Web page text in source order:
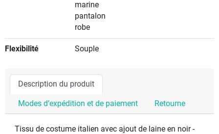
marine
pantalon
robe
Flexibilité Souple
Description du produit
Modes d’expédition et de paiement Retourne
Tissu de costume italien avec ajout de laine en noir -